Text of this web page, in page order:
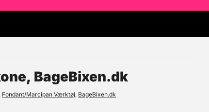
☓
BageBixen.dk
, Fondant/Marcipan Værktøj, BageBixen.dk